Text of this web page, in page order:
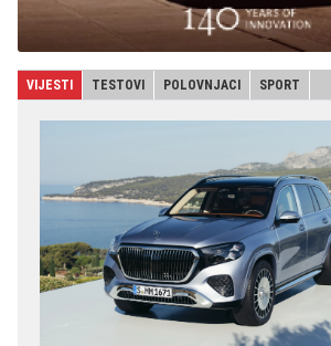
VIJESTI TESTOVI POLOVNJACI SPORT